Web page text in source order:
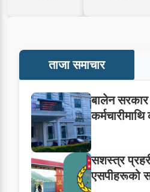
ताजा समाचार
बालेन
सशस्त्र
एसपीहरूको